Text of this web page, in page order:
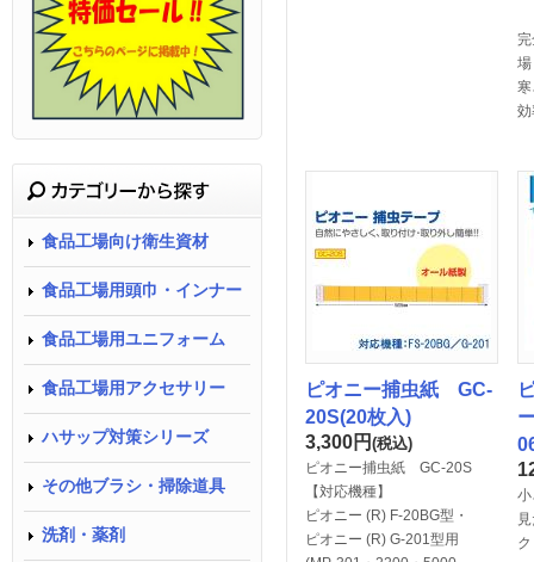
食品工場向け衛生資材
食品工場用頭巾・インナー
食品工場用ユニフォーム
食品工場用アクセサリー
ハサップ対策シリーズ
その他ブラシ・掃除道具
洗剤・薬剤
完
場
効
ピオニー捕虫紙 GC-
20S(20枚入)
3,300円 (税込)
ピオニー捕虫紙 GC-20S
【対応機種】
ピオニー (R) F-20BG型・
ピオニー (R) G-201型用
小